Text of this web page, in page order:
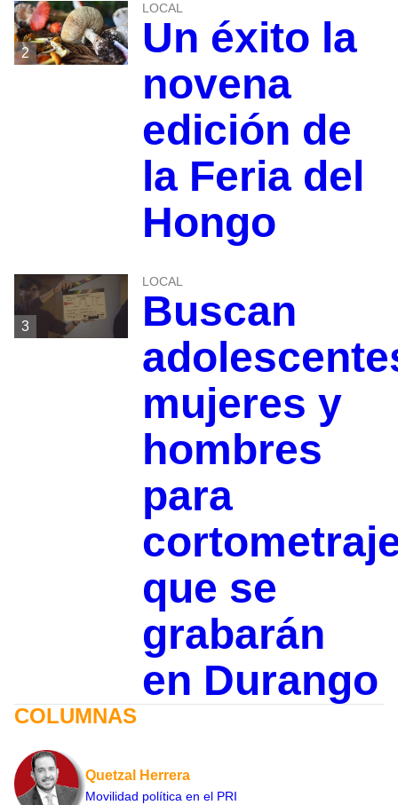
2
LOCAL
Un éxito la
novena
edición de
la Feria del
Hongo
3
LOCAL
Buscan
mujeres y
hombres
para
que se
grabarán
en Durango
COLUMNAS
Quetzal Herrera
Movilidad política en el PRI